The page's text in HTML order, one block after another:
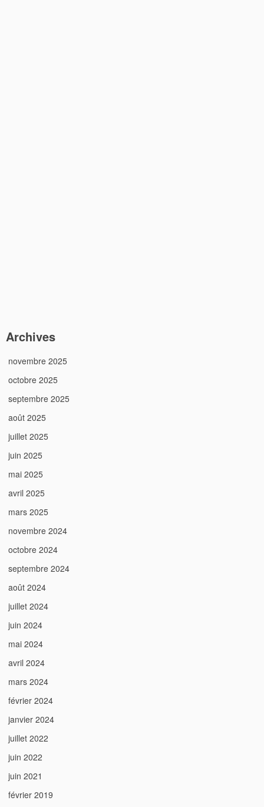
Archives
novembre 2025
octobre 2025
septembre 2025
août 2025
juillet 2025
juin 2025
mai 2025
avril 2025
mars 2025
novembre 2024
octobre 2024
septembre 2024
août 2024
juillet 2024
juin 2024
mai 2024
avril 2024
mars 2024
février 2024
janvier 2024
juillet 2022
juin 2022
juin 2021
février 2019